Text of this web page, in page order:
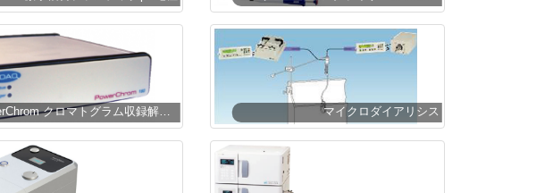
PowerChrom クロマトグラム収録解析装置 マイクロダイアリシス